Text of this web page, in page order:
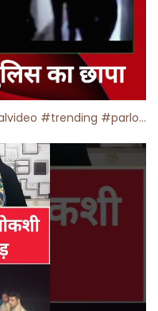
मसाज पार्लर पर पुलिस का छापा ! #viralvideo #trending #parlour